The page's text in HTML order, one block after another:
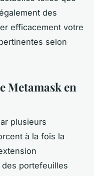
des
efficacement votre
selon
Metamask en
plusieurs
à la fois la
portefeuilles